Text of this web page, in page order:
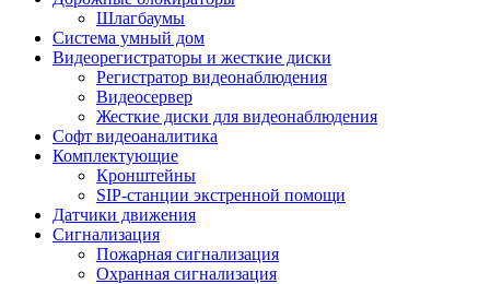
Шлагбаумы
Cистема умный дом
Видеорегистраторы и жесткие диски
Регистратор видеонаблюдения
Видеосервер
Жесткие диски для видеонаблюдения
Софт видеоаналитика
Комплектующие
Кронштейны
SIP-станции экстренной помощи
Датчики движения
Сигнализация
Пожарная сигнализация
Охранная сигнализация